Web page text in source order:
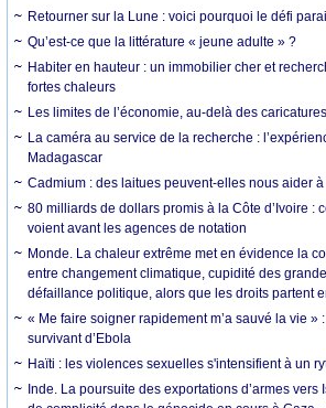
Retourner sur la Lune : voici pourquoi le défi
Qu’est-ce que la littérature « jeune adulte » ?
Habiter en hauteur : un immobilier cher et
fortes chaleurs
Les limites de l’économie, au-delà des caricatures
La caméra au service de la recherche :
Madagascar
Cadmium : des laitues peuvent-elles nous aider
80 milliards de dollars promis à la Côte d’Ivoire :
voient avant les agences de notation
Monde. La chaleur extrême met en évidence la
entre changement climatique, cupidité des
défaillance politique, alors que les droits partent
« Me faire soigner rapidement m’a sauvé la vie »
survivant d’Ebola
Haïti : les violences sexuelles s'intensifient à un
Inde. La poursuite des exportations d’armes vers